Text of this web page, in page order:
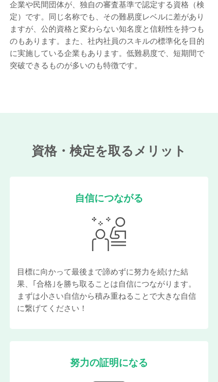
企業や民間団体が、独自の審査基準で認定する資格（検
定）です。同じ名称でも、その難易度レベルに差があり
ますが、公的資格と変わらない知名度と信頼性を持つも
のもあります。また、社内社員のスキルの標準化を目的
に実施している企業もあります。低難易度で、短期間で
突破できるものが多いのも特徴です。
資格・検定を取るメリット
自信につながる
目標に向かって最後まで諦めずに努力を続けた結
果、｢合格｣を勝ち取ることは自信につながります。
まずは小さい自信から積み重ねることで大きな自信
に繋げてください！
努力の証明になる